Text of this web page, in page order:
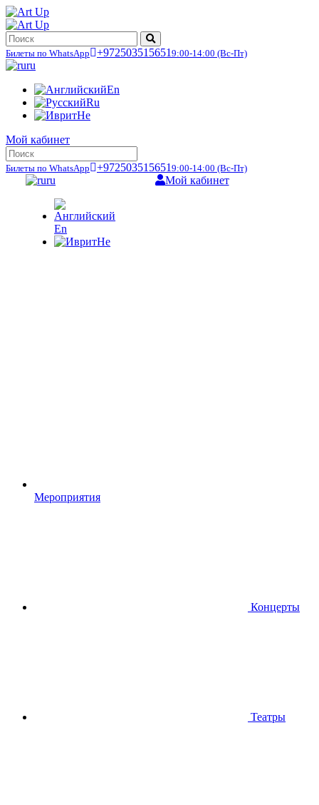
Билеты по WhatsApp +972503515651 9:00-14:00 (Вс-Пт)
ru
En
Ru
He
Мой кабинет
Билеты по WhatsApp +972503515651 9:00-14:00 (Вс-Пт)
ru
En
He
Мой кабинет
Мероприятия
Концерты
Театры